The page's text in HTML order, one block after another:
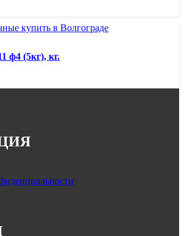
ф4 (5кг), кг.